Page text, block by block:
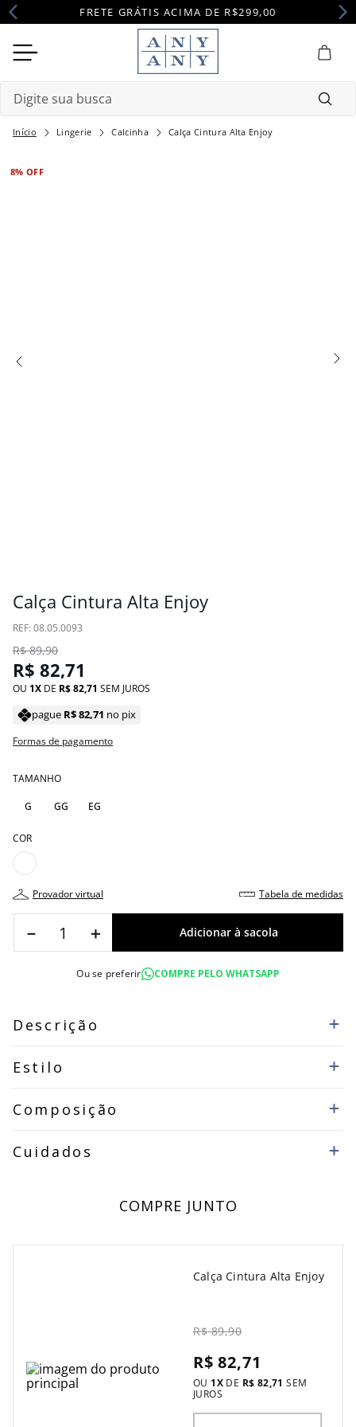
FRETE GRÁTIS ACIMA DE R$299,00
Lingerie Calcinha Calça Cintura Alta Enjoy
8% OFF
Calça Cintura Alta Enjoy
: 08.05.0093
R$ 89,90
R$ 82,71
OU 1 DE R$82,71 SEM JUROS
pague R$82,71 no pix
Formas de pagamento
TAMANHO
G GG EG
COR
provador virtual tabela de medidas
＋
－
Ou se preferir COMPRE PELO WHATSAPP
Descrição
Estilo
Composição
Cuidados
COMPRE JUNTO
Calça Cintura Alta Enjoy
R$ 89,90
R$ 82,71
OU 1X DE R$ 82,71 SEM
JUROS
Termos mais buscados
1º
camisola